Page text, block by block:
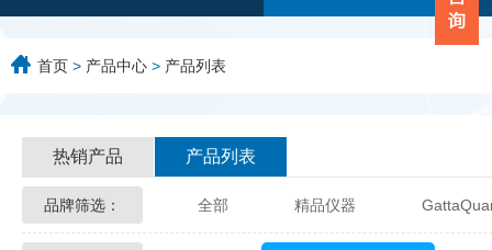
首页 > 产品中心 > 产品列表
热销产品 产品列表
品牌筛选： 全部 精品仪器